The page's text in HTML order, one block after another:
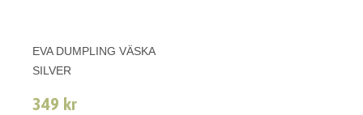
EVA DUMPLING VÄSKA
SILVER
349 kr